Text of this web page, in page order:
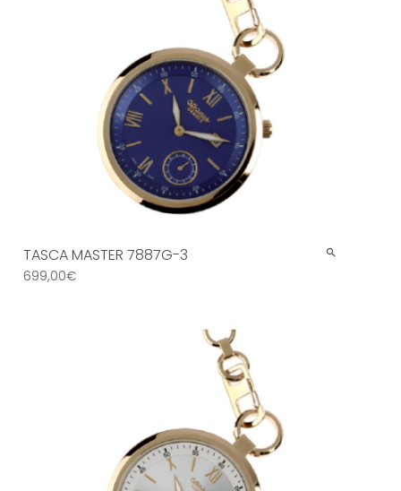
TASCA MASTER 7887G-3
699,00€